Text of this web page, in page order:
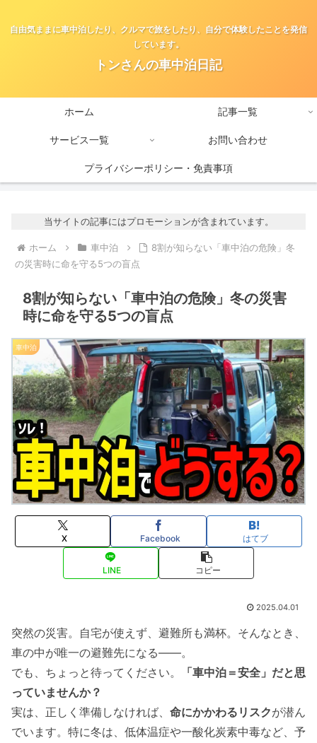
自由気ままに車中泊したり、クルマで旅をしたり、自分で体験したことを発信
しています。
トンさんの車中泊日記
ホーム 記事一覧
サービス一覧 お問い合わせ
プライバシーポリシー・免責事項
当サイトの記事にはプロモーションが含まれています。
ホーム 車中泊
8割が知らない「車中泊の危険」冬
の災害時に命を守る5つの盲点
8割が知らない「車中泊の危険」冬の災害
時に命を守る5つの盲点
車中泊
X Facebook はてブ
LINE コピー
2025.04.01
突然の災害。自宅が使えず、避難所も満杯。そんなとき、
車の中が唯一の避難先になる――。
でも、ちょっと待ってください。
「車中泊＝安全」だと思
っていませんか？
実は、正しく準備しなければ、 命にかかわるリスクが潜ん
でいます。特に冬は、低体温症や一酸化炭素中毒など、予